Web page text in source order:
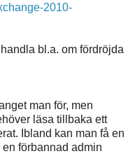
2010-
bl.a. om fördröjda
man för, men
läsa tillbaka ett
Ibland kan man få en
förbannad admin